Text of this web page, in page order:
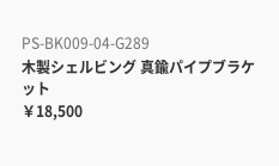
PS-BK009-04-G289
木製シェルビング 真鍮パイプブラケ
ット
￥18,500